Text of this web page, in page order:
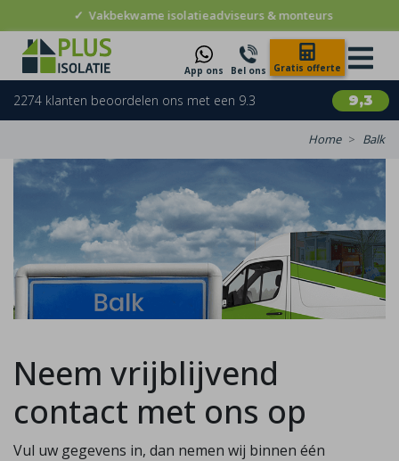
Vakbekwame isolatieadviseurs & monteurs
App ons Bel ons Gratis offerte
9,3
2274 klanten beoordelen ons met een 9.3
Home Balk
Neem vrijblijvend
contact met ons op
Vul uw gegevens in, dan nemen wij binnen één